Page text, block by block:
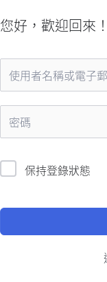
您好，歡迎回來！
保持登錄狀態